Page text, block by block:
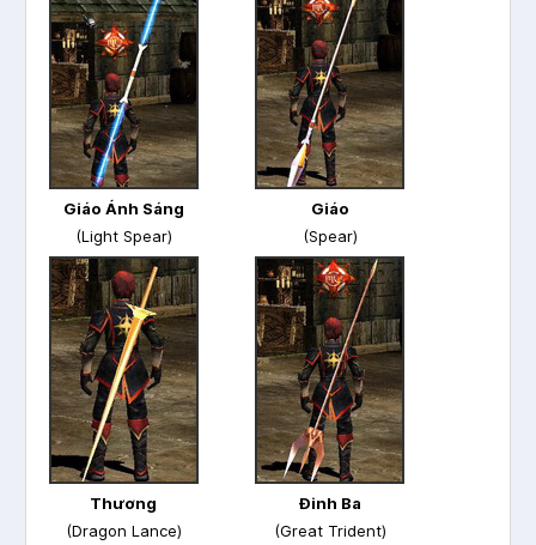
Giáo Ánh Sáng
(Light Spear)
Giáo
(Spear)
Thương
(Dragon Lance)
Đinh Ba
(Great Trident)